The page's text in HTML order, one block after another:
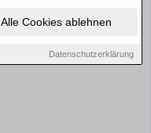
Alle Cookies ablehnen
Datenschutzerklärung